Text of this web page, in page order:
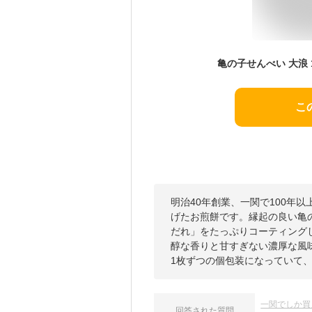
こ
明治40年創業、一関で100年以
げたお煎餅です。縁起の良い
だれ」をたっぷりコーティン
醇な香りと甘すぎない濃厚な
1枚ずつの個包装になっていて
一関でしか